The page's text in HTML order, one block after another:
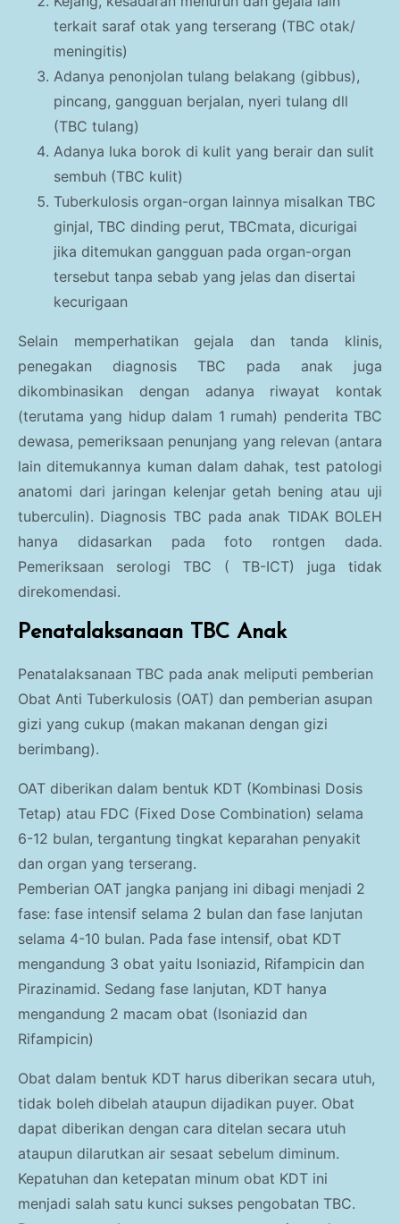
terkait saraf otak yang terserang (TBC otak/
meningitis)
Adanya penonjolan tulang belakang (gibbus),
pincang, gangguan berjalan, nyeri tulang dll
(TBC tulang)
Adanya luka borok di kulit yang berair dan sulit
sembuh (TBC kulit)
Tuberkulosis organ-organ lainnya misalkan TBC
ginjal, TBC dinding perut, TBCmata, dicurigai
jika ditemukan gangguan pada organ-organ
tersebut tanpa sebab yang jelas dan disertai
kecurigaan
Selain memperhatikan gejala dan tanda klinis,
penegakan diagnosis TBC pada anak juga
dikombinasikan dengan adanya riwayat kontak
(terutama yang hidup dalam 1 rumah) penderita TBC
dewasa, pemeriksaan penunjang yang relevan (antara
lain ditemukannya kuman dalam dahak, test patologi
anatomi dari jaringan kelenjar getah bening atau uji
tuberculin). Diagnosis TBC pada anak TIDAK BOLEH
hanya didasarkan pada foto rontgen dada.
Pemeriksaan serologi TBC ( TB-ICT) juga tidak
direkomendasi.
Penatalaksanaan TBC Anak
Penatalaksanaan TBC pada anak meliputi pemberian
Obat Anti Tuberkulosis (OAT) dan pemberian asupan
gizi yang cukup (makan makanan dengan gizi
berimbang).
OAT diberikan dalam bentuk KDT (Kombinasi Dosis
Tetap) atau FDC (Fixed Dose Combination) selama
6-12 bulan, tergantung tingkat keparahan penyakit
dan organ yang terserang.
Pemberian OAT jangka panjang ini dibagi menjadi 2
fase: fase intensif selama 2 bulan dan fase lanjutan
selama 4-10 bulan. Pada fase intensif, obat KDT
mengandung 3 obat yaitu Isoniazid, Rifampicin dan
Pirazinamid. Sedang fase lanjutan, KDT hanya
mengandung 2 macam obat (Isoniazid dan
Rifampicin)
Obat dalam bentuk KDT harus diberikan secara utuh,
tidak boleh dibelah ataupun dijadikan puyer. Obat
dapat diberikan dengan cara ditelan secara utuh
ataupun dilarutkan air sesaat sebelum diminum.
Kepatuhan dan ketepatan minum obat KDT ini
menjadi salah satu kunci sukses pengobatan TBC.